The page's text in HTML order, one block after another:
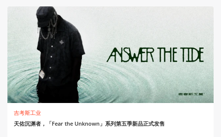
吉考斯工业
天佑沉渊者，「Fear the Unknown」系列第五季新品正式发售